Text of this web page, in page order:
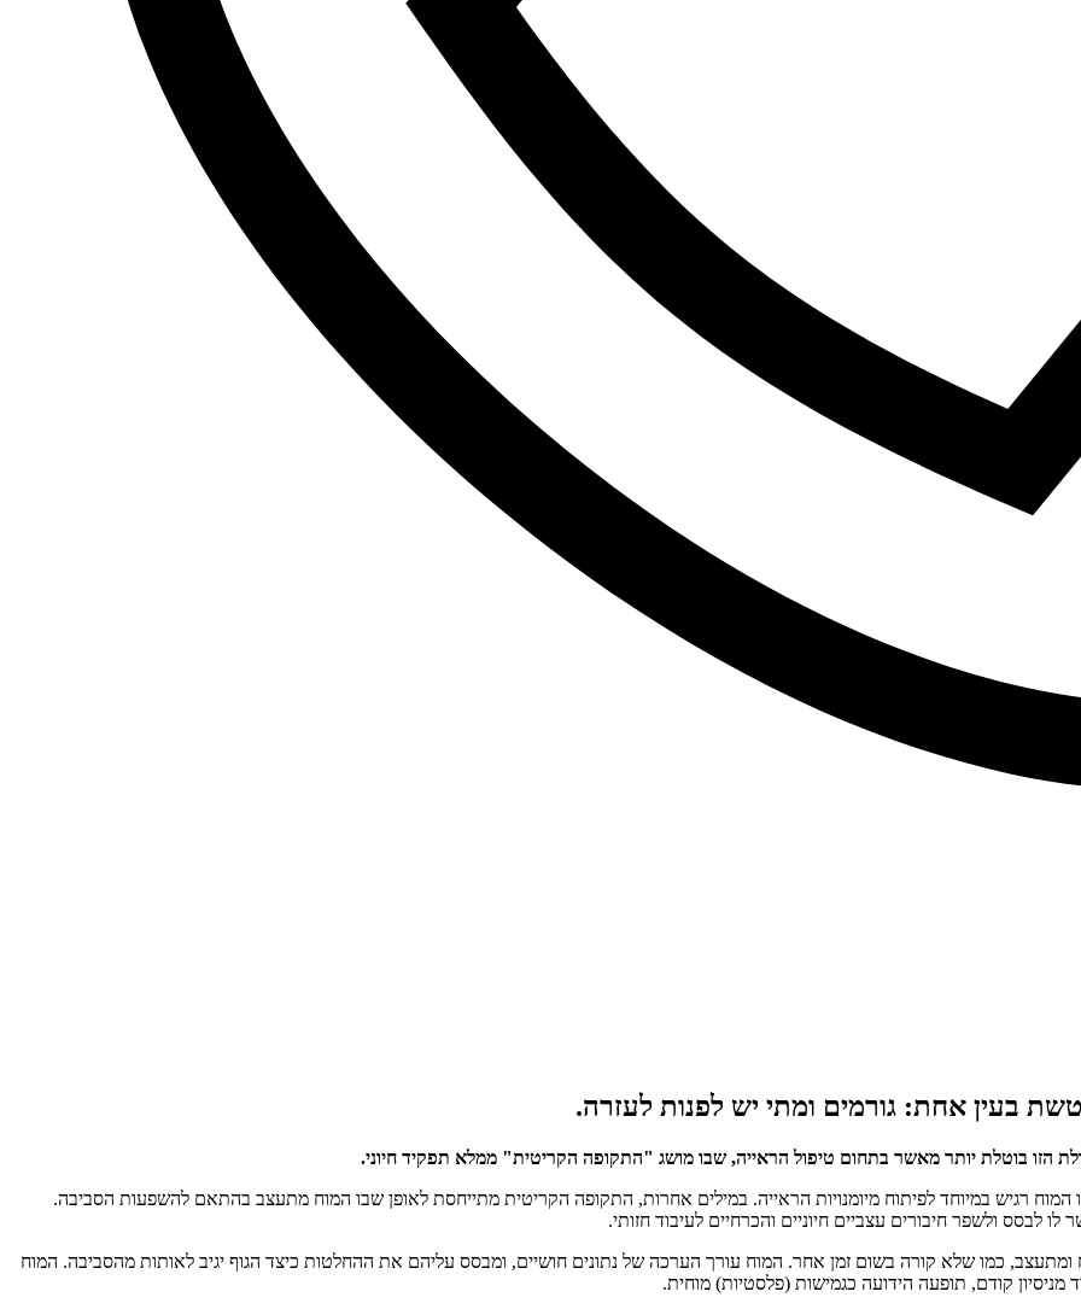
בעין אחת: גורמים ומתי יש לפנות לעזרה.
הזו בוטלת יותר מאשר בתחום טיפול הראייה, שבו מושג "התקופה הקריטית" ממלא תפקיד חיוני.
רגיש במיוחד לפיתוח מיומנויות הראייה. במילים אחרות, התקופה הקריטית מתייחסת לאופן שבו המוח מתעצב בהתאם להשפעות הסביבה.
לבסס ולשפר חיבורים עצביים חיוניים והכרחיים לעיבוד חזותי.
כמו שלא קורה בשום זמן אחר. המוח עורך הערכה של נתונים חושיים, ומבסס עליהם את ההחלטות כיצד הגוף יגיב לאותות מהסביבה. המוח
קודם, תופעה הידועה כגמישות (פלסטיות) מוחית.